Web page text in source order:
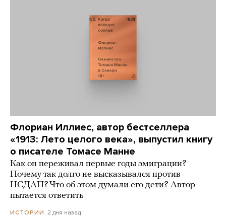
Флориан Иллиес, автор бестселлера
«1913: Лето целого века», выпустил книгу
о писателе Томасе Манне
Как он переживал первые годы эмиграции?
Почему так долго не высказывался против
НСДАП? Что об этом думали его дети? Автор
пытается ответить
ИСТОРИИ 2 дня назад